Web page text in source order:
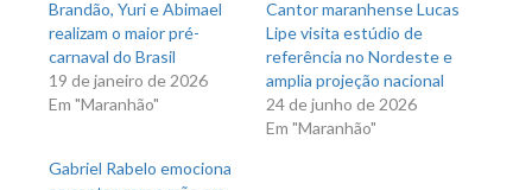
Brandão, Yuri e Abimael
realizam o maior pré-
carnaval do Brasil
19 de janeiro de 2026
Em "Maranhão"
Cantor maranhense Lucas
Lipe visita estúdio de
referência no Nordeste e
amplia projeção nacional
24 de junho de 2026
Em "Maranhão"
Gabriel Rabelo emociona